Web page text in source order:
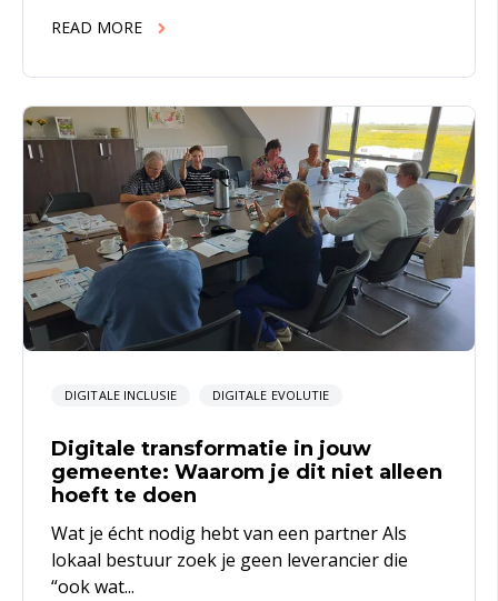
READ MORE
DIGITALE INCLUSIE DIGITALE EVOLUTIE
Digitale transformatie in jouw
gemeente: Waarom je dit niet alleen
hoeft te doen
Wat je écht nodig hebt van een partner Als
lokaal bestuur zoek je geen leverancier die
“ook wat...